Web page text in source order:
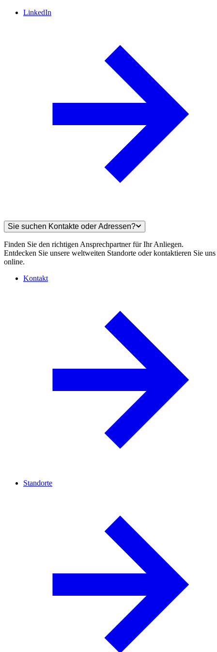
LinkedIn
Sie suchen Kontakte oder Adressen?
Finden Sie den richtigen Ansprechpartner für Ihr Anliegen.
Entdecken Sie unsere weltweiten Standorte oder kontaktieren Sie uns
online.
Kontakt
Standorte